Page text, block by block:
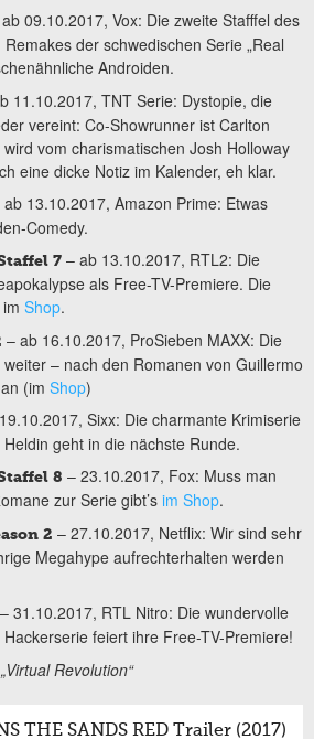
09.10.2017, Vox: Die zweite Stafffel des
der schwedischen Serie „Real
Androiden.
11.10.2017, TNT Serie: Dystopie, die
vereint: Co-Showrunner ist Carlton
vom charismatischen Josh Holloway
eine dicke Notiz im Kalender, eh klar.
ab 13.10.2017, Amazon Prime: Etwas
Comedy.
7 – ab 13.10.2017, RTL2: Die
als Free-TV-Premiere. Die
Shop.
– ab 16.10.2017, ProSieben MAXX: Die
– nach den Romanen von Guillermo
(im Shop)
Sixx: Die charmante Krimiserie
geht in die nächste Runde.
8 – 23.10.2017, Fox: Muss man
zur Serie gibt’s im Shop.
2 – 27.10.2017, Netflix: Wir sind sehr
Megahype aufrechterhalten werden
– 31.10.2017, RTL Nitro: Die wundervolle
feiert ihre Free-TV-Premiere!
Revolution“
THE SANDS RED Trailer (2017)